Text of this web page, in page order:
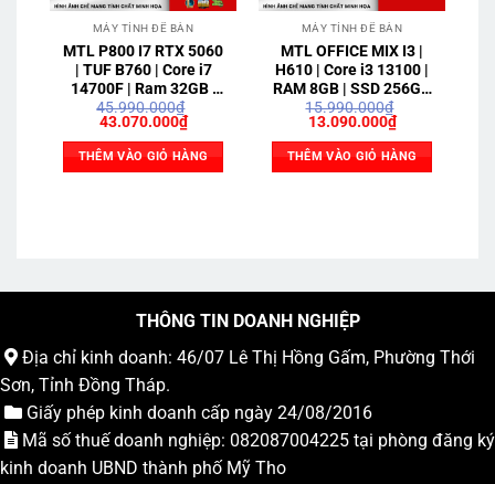
MÁY TÍNH ĐỂ BÀN
MTL P800 I7 RTX 5060
| TUF B760 | Core i7
14700F | Ram 32GB |
SSD 512GB | RTX 5060
8GB
45.990.000₫
Giá
là:
45.990.000₫.
43.070.000₫Giá
hiện
tại
là:
43.070.000₫.
THÊM VÀO GIỎ HÀNG
MÁY TÍNH ĐỂ BÀN
MTL OFFICE MIX I3 |
H610 | Core i3 13100 |
RAM 8GB | SSD 256GB
| 550W
15.990.000₫
Giá
là:
15.990.000₫.
13.090.000₫Giá
hiện
tại
là:
13.090.000₫.
THÊM VÀO GIỎ HÀNG
THÔNG TIN DOANH NGHIỆP
Địa chỉ kinh doanh: 46/07 Lê Thị Hồng Gấm, Phường Thới
Sơn, Tỉnh Đồng Tháp.
Giấy phép kinh doanh cấp ngày 24/08/2016
Mã số thuế doanh nghiệp: 082087004225 tại phòng đăng ký
kinh doanh UBND thành phố Mỹ Tho